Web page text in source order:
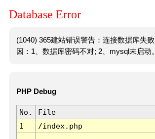
Database Error
(1040) 365建站错误警告：连接数据库失
因：1、数据库密码不对; 2、mysql未启动。
PHP Debug
No. File
1
/index.php